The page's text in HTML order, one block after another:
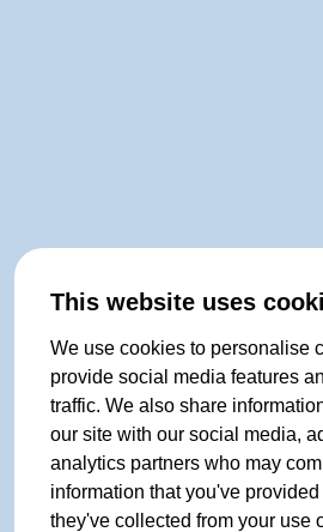
This website uses
We use cookies to personalise
provide social media features
traffic. We also share
our site with our social media,
analytics partners who may
information that you've
they've collected from your use